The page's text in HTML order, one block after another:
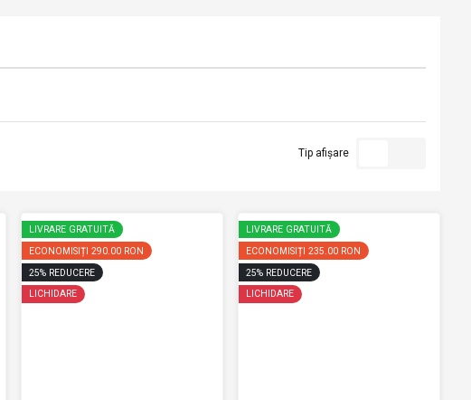
Tip afișare
LIVRARE GRATUITĂ
ECONOMISIȚI 290.00 RON
25% REDUCERE
LICHIDARE
LIVRARE GRATUITĂ
ECONOMISIȚI 235.00 RON
25% REDUCERE
LICHIDARE